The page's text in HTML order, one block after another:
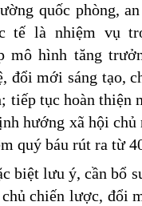
quốc phòng,
tế là nhiệm vụ
mô hình tăng
đổi mới sáng tạo,
tiếp tục hoàn thiện
hướng xã hội chủ
quý báu rút ra từ
biệt lưu ý, cần bổ
chiến lược, đổi